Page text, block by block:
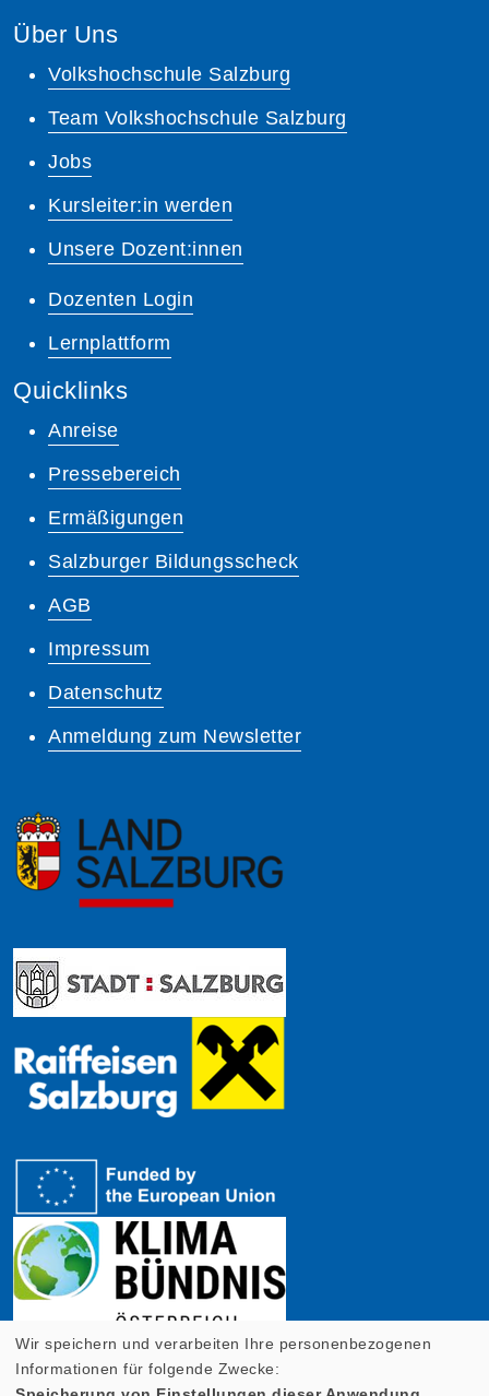
Über Uns
Volkshochschule Salzburg
Team Volkshochschule Salzburg
Jobs
Kursleiter:in werden
Unsere Dozent:innen
Dozenten Login
Lernplattform
Quicklinks
Anreise
Pressebereich
Ermäßigungen
Salzburger Bildungsscheck
AGB
Impressum
Datenschutz
Anmeldung zum Newsletter
Wir speichern und verarbeiten Ihre personenbezogenen
Informationen für folgende Zwecke: